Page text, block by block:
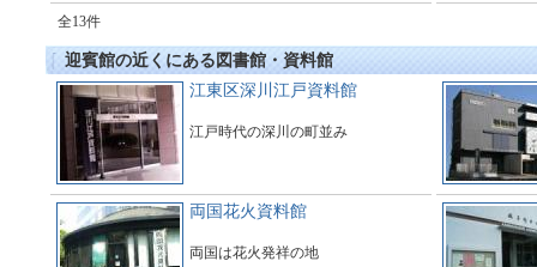
全13件
迎賓館の近くにある図書館・資料館
江東区深川江戸資料館
江戸時代の深川の町並み
両国花火資料館
両国は花火発祥の地